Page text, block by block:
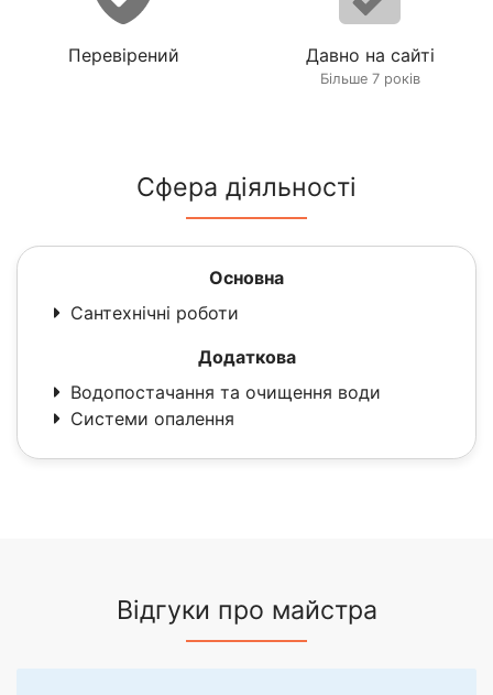
Перевірений Давно на сайті
Більше 7 років
Сфера діяльності
Основна
Сантехнічні роботи
Додаткова
Водопостачання та очищення води
Системи опалення
Відгуки про майстра